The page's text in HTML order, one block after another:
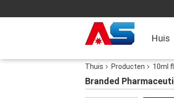
Huis
Thuis Producten 10ml
Branded